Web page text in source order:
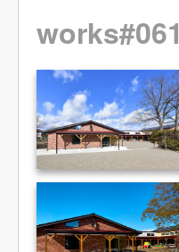
works#061